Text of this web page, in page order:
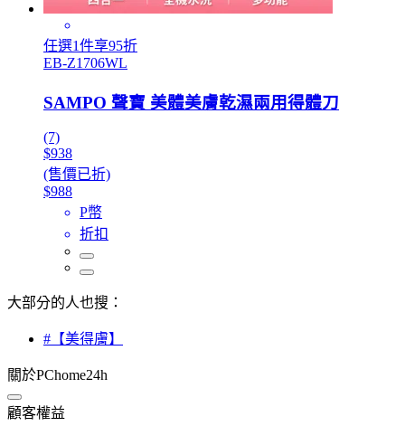
任選1件享95折
EB-Z1706WL
SAMPO 聲寶 美體美膚乾濕兩用得體刀
(7)
$938
(售價已折)
$988
P幣
折扣
大部分的人也搜：
#【美得膚】
關於PChome24h
顧客權益